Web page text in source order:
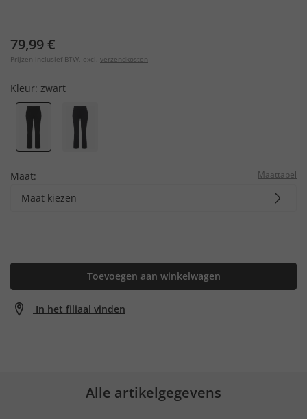
79,99 €
Prijzen inclusief BTW, excl. verzendkosten
Kleur: zwart
Maat: Maattabel
Maat kiezen
Toevoegen aan winkelwagen
In het filiaal vinden
Alle artikelgegevens